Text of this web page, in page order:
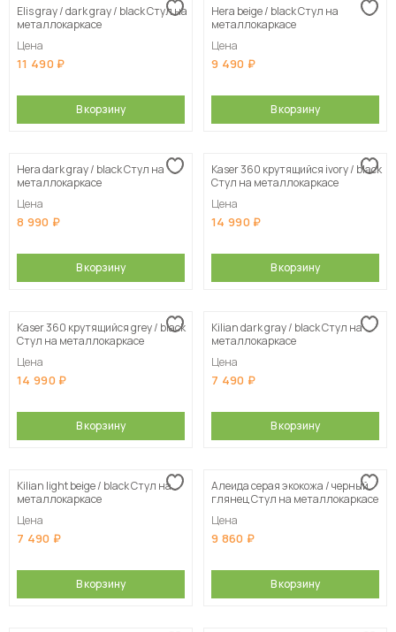
Elis gray / dark gray / black Стул на
металлокаркасе
Цена
11 490
В корзину
Hera beige / black Стул на
металлокаркасе
Цена
9 490
В корзину
Hera dark gray / black Стул на
металлокаркасе
Цена
8 990
В корзину
Kaser 360 крутящийся ivory / black
Стул на металлокаркасе
Цена
14 990
В корзину
Kaser 360 крутящийся grey / black
Стул на металлокаркасе
Цена
14 990
В корзину
Kilian dark gray / black Стул на
металлокаркасе
Цена
7 490
В корзину
Kilian light beige / black Стул на
металлокаркасе
Цена
7 490
В корзину
Алеида серая экокожа / черный
глянец Стул на металлокаркасе
Цена
9 860
В корзину